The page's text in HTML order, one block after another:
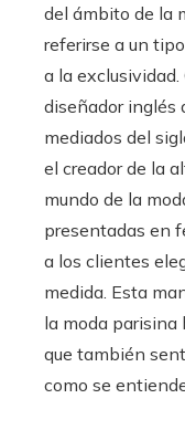
del ámbito de la
referirse a un
a la exclusividad.
diseñador inglés
mediados del
el creador de la
mundo de la
presentadas en
a los clientes
medida. Esta
la moda parisina
que también
como se